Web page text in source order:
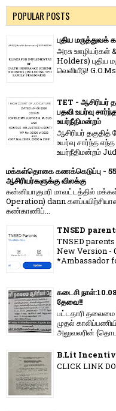
POPULAR POSTS
புதிய
அரசு ஊழியர்கள்
Holders) புதிய
வெளியீடு!
TET - ஆசிரியர்
பதவி உயர்வு
உயர்நீதிமன்றம்
ஆசிரியர் தகுதித்
உயர்வு சார்ந்த
உயர்நீதிமன்றம்
மக்கள்தொகை கணக்கெடுப்பு - 55
ஆசிரியர்களுக்கு விலக்கு
கன்னியாகுமரி மாவட்டத்தில்
Operation) dann
கண்காணிப்...
TNSED
TNSED
New Version -
*Ambassador
கடைசி
தேவை!!
பட்டதாரி தலைமை
முதல்
அலுவலரின்
B.Lit
CLICK LINK